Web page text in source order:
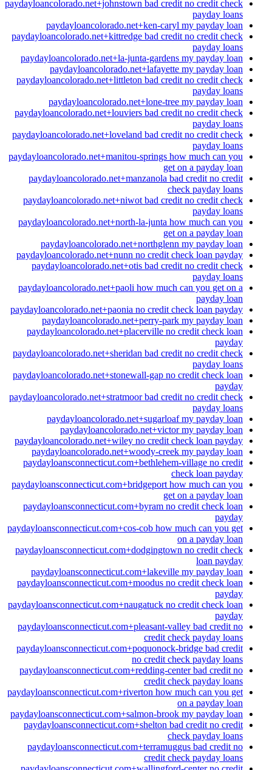
paydayloancolorado.net+johnstown bad credit no credit check
payday loans
paydayloancolorado.net+ken-caryl my payday loan
paydayloancolorado.net+kittredge bad credit no credit check
payday loans
paydayloancolorado.net+la-junta-gardens my payday loan
paydayloancolorado.net+lafayette my payday loan
paydayloancolorado.net+littleton bad credit no credit check
payday loans
paydayloancolorado.net+lone-tree my payday loan
paydayloancolorado.net+louviers bad credit no credit check
payday loans
paydayloancolorado.net+loveland bad credit no credit check
payday loans
paydayloancolorado.net+manitou-springs how much can you
get on a payday loan
paydayloancolorado.net+manzanola bad credit no credit
check payday loans
paydayloancolorado.net+niwot bad credit no credit check
payday loans
paydayloancolorado.net+north-la-junta how much can you
get on a payday loan
paydayloancolorado.net+northglenn my payday loan
paydayloancolorado.net+nunn no credit check loan payday
paydayloancolorado.net+otis bad credit no credit check
payday loans
paydayloancolorado.net+paoli how much can you get on a
payday loan
paydayloancolorado.net+paonia no credit check loan payday
paydayloancolorado.net+perry-park my payday loan
paydayloancolorado.net+placerville no credit check loan
payday
paydayloancolorado.net+sheridan bad credit no credit check
payday loans
paydayloancolorado.net+stonewall-gap no credit check loan
payday
paydayloancolorado.net+stratmoor bad credit no credit check
payday loans
paydayloancolorado.net+sugarloaf my payday loan
paydayloancolorado.net+victor my payday loan
paydayloancolorado.net+wiley no credit check loan payday
paydayloancolorado.net+woody-creek my payday loan
paydayloansconnecticut.com+bethlehem-village no credit
check loan payday
paydayloansconnecticut.com+bridgeport how much can you
get on a payday loan
paydayloansconnecticut.com+byram no credit check loan
payday
paydayloansconnecticut.com+cos-cob how much can you get
on a payday loan
paydayloansconnecticut.com+dodgingtown no credit check
loan payday
paydayloansconnecticut.com+lakeville my payday loan
paydayloansconnecticut.com+moodus no credit check loan
payday
paydayloansconnecticut.com+naugatuck no credit check loan
payday
paydayloansconnecticut.com+pleasant-valley bad credit no
credit check payday loans
paydayloansconnecticut.com+poquonock-bridge bad credit
no credit check payday loans
paydayloansconnecticut.com+redding-center bad credit no
credit check payday loans
paydayloansconnecticut.com+riverton how much can you get
on a payday loan
paydayloansconnecticut.com+salmon-brook my payday loan
paydayloansconnecticut.com+shelton bad credit no credit
check payday loans
paydayloansconnecticut.com+terramuggus bad credit no
credit check payday loans